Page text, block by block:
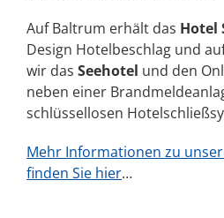
Auf Baltrum erhält das Hotel
Design Hotelbeschlag und
wir das Seehotel und den
neben einer
schlüssellosen
Mehr Informationen zu
finden Sie hier…